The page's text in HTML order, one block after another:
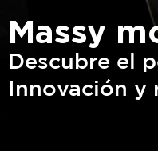
Massy
Descubre el
Innovación y